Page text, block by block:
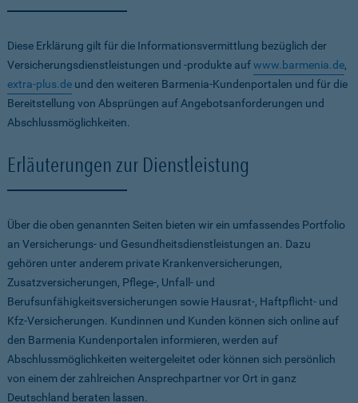
Diese Erklärung gilt für die Informationsvermittlung bezüglich der
Versicherungsdienstleistungen und -produkte aufwww.barmenia.de,
extra-plus.de und den weiteren Barmenia-Kundenportalen und für die
Bereitstellung von Absprüngen auf Angebotsanforderungen und
Abschlussmöglichkeiten.
Erläuterungen zur Dienstleistung
Über die oben genannten Seiten bieten wir ein umfassendes Portfolio
an Versicherungs- und Gesundheitsdienstleistungen an. Dazu
gehören unter anderem private Krankenversicherungen,
Zusatzversicherungen, Pflege-, Unfall- und
Berufsunfähigkeitsversicherungen sowie Hausrat-, Haftpflicht- und
Kfz-Versicherungen. Kundinnen und Kunden können sich online auf
den Barmenia Kundenportalen informieren, werden auf
Abschlussmöglichkeiten weitergeleitet oder können sich persönlich
von einem der zahlreichen Ansprechpartner vor Ort in ganz
Deutschland beraten lassen.